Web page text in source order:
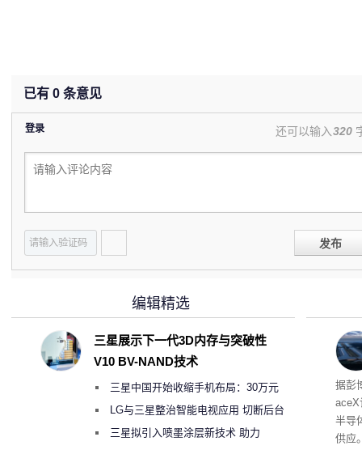
已有 0 条意见
登录 还可以输入320
发布
电
据彭
aceX
半导
供应
编辑精选
三星展示下一代3D内存与突破性
V10 BV-NAND技术
三星中国开始收缩手机布局：30万元
月销售额不达标门店 将被逐步清退
LG与三星整治智能电视应用 切断后台
偷偷共享带宽的违规行为
三星拟引入喷墨涂层新技术 助力